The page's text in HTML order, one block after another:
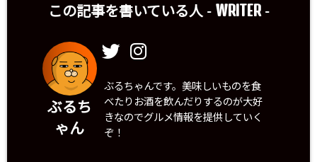
この記事を書いている人 - WRITER-
ぶるち
ゃん
ぶるちゃんです。美味しいものを食
べたりお酒を飲んだりするのが大好
きなのでグルメ情報を提供していく
ぞ！